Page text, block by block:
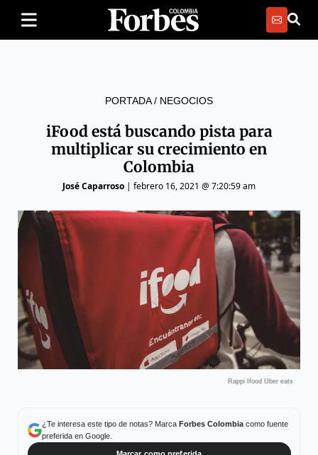
PORTADA/ NEGOCIOS
iFood está buscando pista para
multiplicar su crecimiento en
Colombia
José Caparroso | febrero 16, 2021 @ 7:20:59 am
Rappi Ifood Uber eats
¿Te interesa este tipo de notas? Marca Forbes Colombiacomo fuente
preferida en Google.